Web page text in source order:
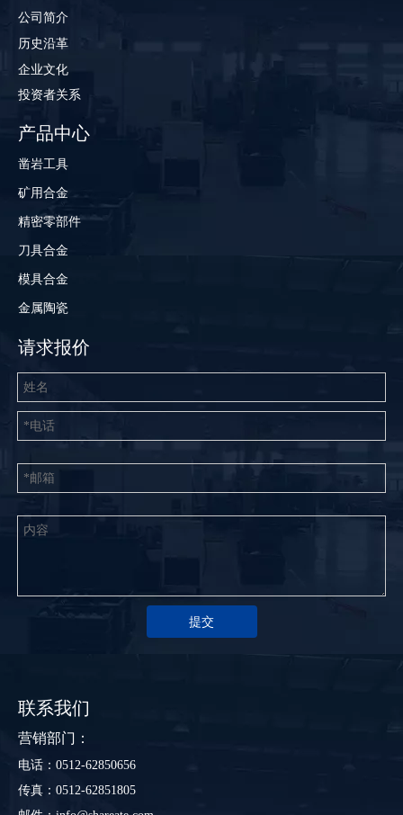
公司简介
历史沿革
企业文化
投资者关系
产品中心
凿岩工具
矿用合金
精密零部件
刀具合金
模具合金
金属陶瓷
请求报价
提交
联系我们
营销部门：
电话：0512-62850656
传真：0512-62851805